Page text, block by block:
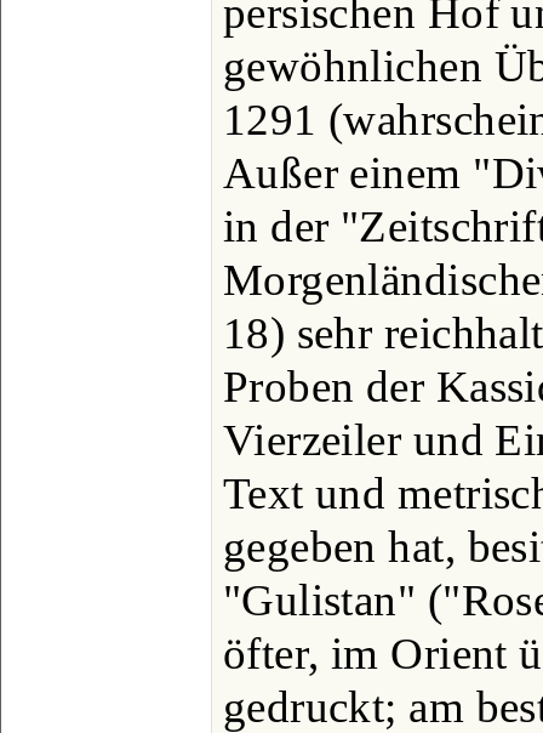
persischen Hof
gewöhnlichen
1291
Außer einem
in der
18) sehr
Proben der
Vierzeiler und
Text und
gegeben hat,
"Gulistan"
öfter, im Orient
gedruckt; am